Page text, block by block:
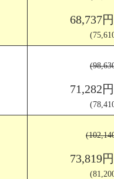
68,737
71,282
73,819